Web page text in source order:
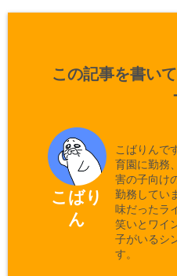
この記事を書い
-
こばり
ん
こばりんで
育園に勤務
害の子向け
勤務してい
味だったラ
笑いとワイ
子がいるシ
す。